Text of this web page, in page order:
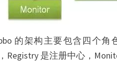
的架构主要包含四个角
Registry 是注册中心，